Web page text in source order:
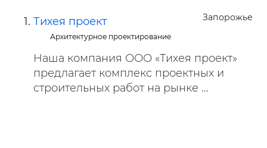
Запорожье
Тихея проект
Архитектурное проектирование
Наша компания ООО «Тихея проект»
предлагает комплекс проектных и
строительных работ на рынке ...